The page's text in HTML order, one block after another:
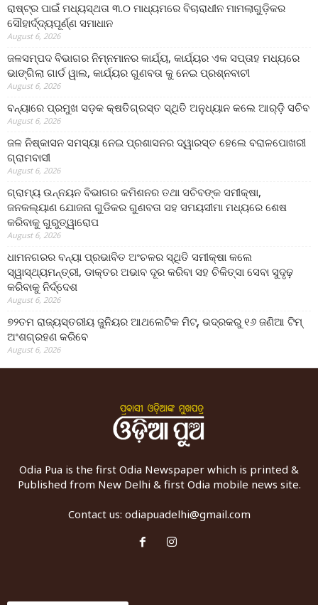
ରାଷ୍ଟ୍ର ପାଇଁ ମଧ୍ୟସ୍ଥତା ୩.୦ ମାଧ୍ୟମରେ ବିଚାରାଧୀନ ମାମଲାଗୁଡ଼ିକର
ସୌହାର୍ଦ୍ଦ୍ୟପୂର୍ଣ୍ଣ ସମାଧାନ
August 6, 2026
ଜଳସମ୍ପଦ ବିଭାଗର ନିମ୍ନମାନର କାର୍ଯ୍ୟ, କାର୍ଯ୍ୟର ଏକ ସପ୍ତାହ ମଧ୍ୟରେ
ଭାଙ୍ଗିଲା ଗାର୍ଡ ୱାଲ, କାର୍ଯ୍ୟର ଗୁଣବତା କୁ ନେଇ ପ୍ରଶ୍ନବାଚୀ
August 6, 2026
ବନ୍ୟାରେ ପ୍ରମୁଖ ସଡ଼କ କ୍ଷତିଗ୍ରସ୍ତ ସ୍ଥିତି ଅନୁଧ୍ୟାନ କଲେ ଆର୍‌ଡ଼ି ସଚିବ
August 6, 2026
ଜଳ ନିଷ୍କାସନ ସମସ୍ୟା ନେଇ ପ୍ରଶାସନର ଦ୍ୱାରସ୍ତ ହେଲେ ବରାଳପୋଖରୀ
ଗ୍ରାମବାସୀ
August 6, 2026
ଗ୍ରାମ୍ୟ ଉନ୍ନୟନ ବିଭାଗର କମିଶନର ତଥା ସଚିବଙ୍କ ସମୀକ୍ଷା,
ଜନକଲ୍ୟାଣ ଯୋଜନା ଗୁଡିକର ଗୁଣବତା ସହ ସମୟସୀମା ମଧ୍ୟରେ ଶେଷ
କରିବାକୁ ଗୁରୁତ୍ୱାରୋପ
August 6, 2026
ଧାମନଗରର ବନ୍ୟା ପ୍ରଭାବିତ ଅଂଚଳର ସ୍ଥିତି ସମୀକ୍ଷା କଲେ
ସ୍ୱାସ୍ଥ୍ୟମନ୍ତ୍ରୀ, ଡାକ୍ତର ଅଭାବ ଦୂର କରିବା ସହ ଚିକିତ୍ସା ସେବା ସୁଦୃଢ଼
କରିବାକୁ ନିର୍ଦ୍ଦେଶ
August 6, 2026
୭୨ତମ ରାଜ୍ୟସ୍ତରୀୟ ଜୁନିୟର ଆଥଲେଟିକ ମିଟ୍‌, ଭଦ୍ରକରୁ ୧୬ ଜଣିଆ ଟିମ୍
ଅଂଶଗ୍ରହଣ କରିବେ
August 6, 2026
Odia Pua is the first Odia Newspaper which is printed &
Published from New Delhi & first Odia mobile news site.
Contact us: odiapuadelhi@gmail.com